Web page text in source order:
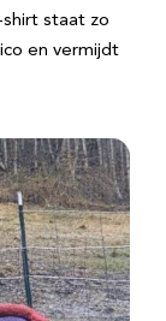
staat zo
en vermijdt